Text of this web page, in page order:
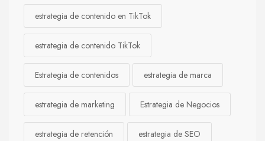
estrategia de contenido en TikTok
estrategia de contenido TikTok
Estrategia de contenidos estrategia de marca
estrategia de marketing Estrategia de Negocios
estrategia de retención estrategia de SEO